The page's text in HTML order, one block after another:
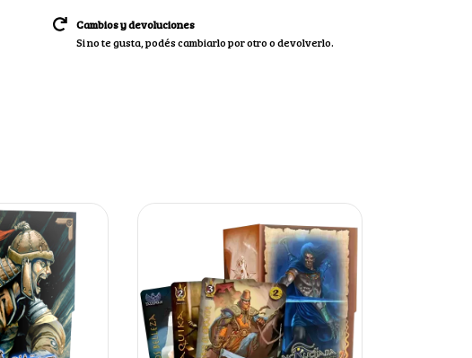
Cambios y devoluciones
Si no te gusta, podés cambiarlo por otro o devolverlo.